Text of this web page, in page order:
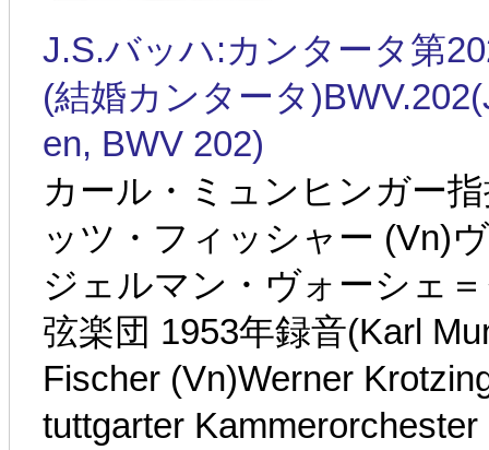
J.S.バッハ:カンタータ第
(結婚カンタータ
en, BWV 202)
カール・ミュンヒンガー
ッツ・フィッシャー (Vn)
ジェルマン・ヴォーシェ
弦楽団 1953年録音(Karl
Fischer (Vn)Werner
tuttgarter